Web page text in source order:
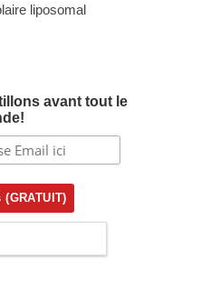
liposomal
avant tout le